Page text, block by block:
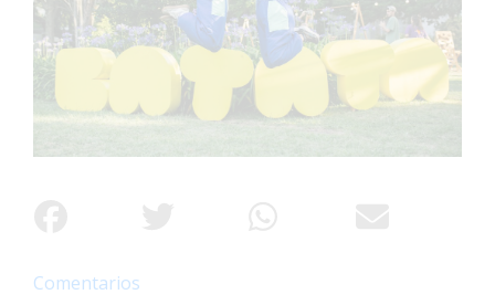
Interés
General
Ciudad
Deportes
Policiales
Comentarios